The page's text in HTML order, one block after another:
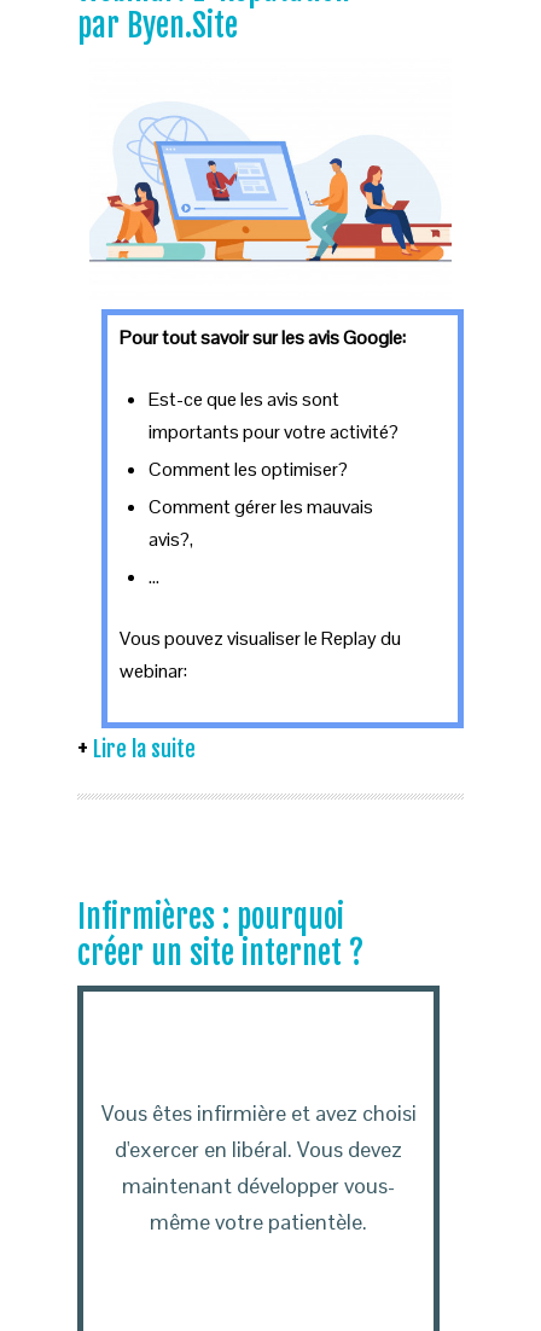
par Byen.Site
Pour tout savoir sur les avis Google:
Est-ce que les avis sont
importants pour votre activité?
Comment les optimiser?
Comment gérer les mauvais
avis?,
...
Vous pouvez visualiser le Replay du
webinar:
Lire la suite
Infirmières : pourquoi
créer un site internet ?
Vous êtes infirmière et avez choisi
d'exercer en libéral. Vous devez
maintenant développer vous-
même votre patientèle.